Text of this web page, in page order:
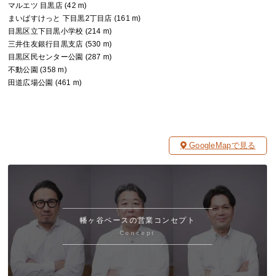
マルエツ 目黒店 (42 m)
まいばすけっと 下目黒2丁目店 (161 m)
目黒区立下目黒小学校 (214 m)
三井住友銀行目黒支店 (530 m)
目黒区民センター公園 (287 m)
不動公園 (358 m)
田道広場公園 (461 m)
GoogleMapで見る
幡ヶ谷ベースの営業コンセプト
Concept